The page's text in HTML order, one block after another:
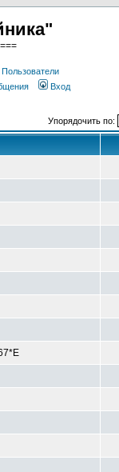
Пользователи
Вход
Упорядочить по: